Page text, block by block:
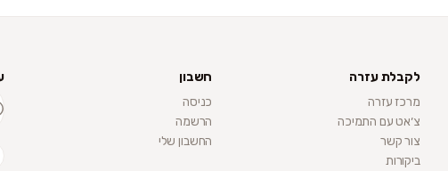
לקבלת עזרה
מרכז עזרה
צ׳אט עם התמיכה
צור קשר
ביקורות
חשבון
כניסה
הרשמה
החשבון שלי